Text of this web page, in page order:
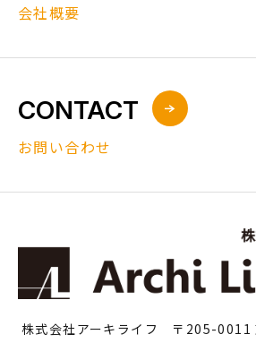
会社概要
CONTACT
お問い合わせ
株式会社アーキライフ 〒205-0011